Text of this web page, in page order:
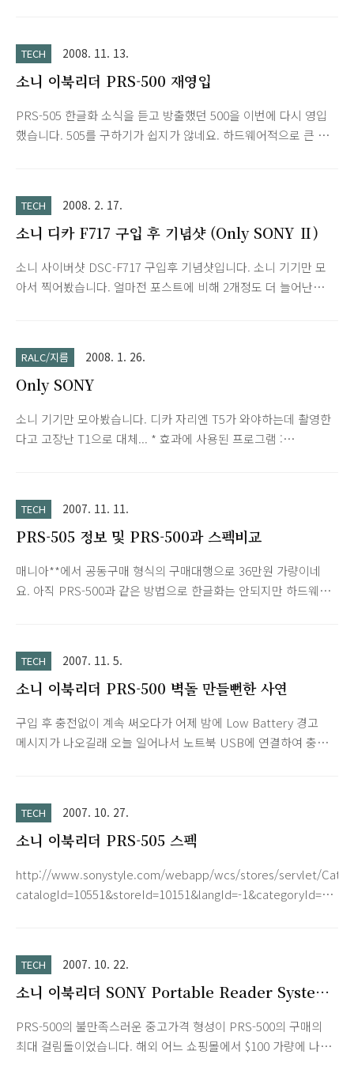
TECH 2008. 11. 13.
소니 이북리더 PRS-500 재영입
PRS-505 한글화 소식을 듣고 방출했던 500을 이번에 다시 영입
했습니다. 505를 구하기가 쉽지가 않네요. 하드웨어적으로 큰 차
션 리더가 될지 모르겠지만 아껴줄 기기가 하나 더 늘어났네요.
^^ 사진은 예전껄로... 워터마크만 랄크스타일로 새겨넣었습니다.
TECH 2008. 2. 17.
소니 디카 F717 구입 후 기념샷 (Only SONY Ⅱ)
소니 사이버샷 DSC-F717 구입후 기념샷입니다. 소니 기기만 모
아서 찍어봤습니다. 얼마전 포스트에 비해 2개정도 더 늘어난
RALC/지름 2008. 1. 26.
Only SONY
소니 기기만 모아봤습니다. 디카 자리엔 T5가 와야하는데 촬영한
다고 고장난 T1으로 대체... * 효과에 사용된 프로그램 :
TECH 2007. 11. 11.
PRS-505 정보 및 PRS-500과 스펙비교
매니아**에서 공동구매 형식의 구매대행으로 36만원 가량이네
요. 아직 PRS-500과 같은 방법으로 한글화는 안되지만 하드웨어
도 한글화 되었습니다.
TECH 2007. 11. 5.
소니 이북리더 PRS-500 벽돌 만들뻔한 사연
구입 후 충전없이 계속 써오다가 어제 밤에 Low Battery 경고
메시지가 나오길래 오늘 일어나서 노트북 USB에 연결하여 충전
로 당황하지 않고 자연스럽게 Reset 했습니다. 깜빡하더니 방금
전 화면 그대로 또 나오더군요. 이제 리셋 눌러도 반응이 없습니
다. 고민해봤습니다. '분명 갑작스런 일이 아닐건데... PRS-500이
을 안하고 그것도 노트북 USB로만 충전했으니... 배가 고팠나 봅
니다. 몇 초 충전하고 전원 다시 넣으니 잘 나오네요. 왠만해선 전
TECH 2007. 10. 27.
소니 이북리더 PRS-505 스펙
http://www.sonystyle.com/webapp/wcs/stores/servlet/
catalogId=10551&storeId=10151&langId=-1&categoryId=16184
Resolution Approx. 170 Pixels Per Inch Gray Scale 8-Level
Grey Scale Unsecured Text BBeB Book, TXT, RTF, Adobe®
PDF, Microsoft® Word (Conversion to the Reader-requires
TECH 2007. 10. 22.
소니 이북리더 SONY Portable Reader System
PRS-500의 불만족스러운 중고가격 형성이 PRS-500의 구매의
최대 걸림돌이었습니다. 해외 어느 쇼핑몰에서 $100 가량에 나와